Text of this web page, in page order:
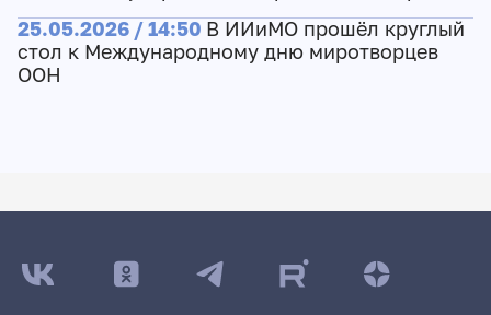
25.05.2026 / 14:50 В ИИиМО прошёл круглый
стол к Международному дню миротворцев
ООН